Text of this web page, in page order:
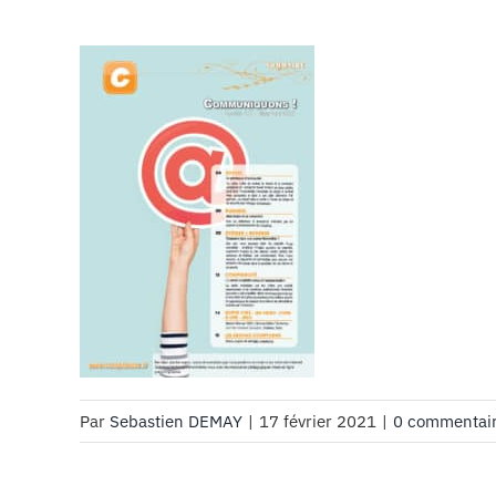
Par Sebastien DEMAY | 17 février 2021 | 0